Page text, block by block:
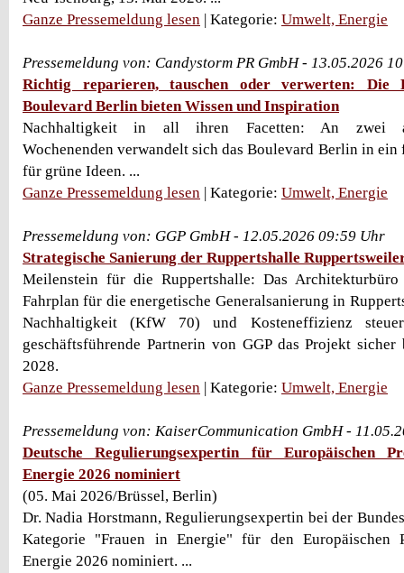
Ganze Pressemeldung lesen | Kategorie: Umwelt, Energie
Pressemeldung von: Candystorm PR GmbH - 13.05.2026
Richtig reparieren, tauschen oder verwerten: Die
Boulevard Berlin bieten Wissen und Inspiration
Nachhaltigkeit in all ihren Facetten: An zwei
Wochenenden verwandelt sich das Boulevard Berlin in ein
für grüne Ideen. ...
Ganze Pressemeldung lesen | Kategorie: Umwelt, Energie
Pressemeldung von: GGP GmbH - 12.05.2026 09:59 Uhr
Strategische Sanierung der Ruppertshalle
Meilenstein für die Ruppertshalle: Das Architekturbüro
Fahrplan für die energetische Generalsanierung in
Nachhaltigkeit (KfW 70) und Kosteneffizienz
geschäftsführende Partnerin von GGP das Projekt
2028.
Ganze Pressemeldung lesen | Kategorie: Umwelt, Energie
Pressemeldung von: KaiserCommunication GmbH -
Deutsche Regulierungsexpertin für Europäischen
Energie 2026 nominiert
(05. Mai 2026/Brüssel, Berlin)
Dr. Nadia Horstmann, Regulierungsexpertin bei der
Kategorie "Frauen in Energie" für den Europäischen
Energie 2026 nominiert. ...